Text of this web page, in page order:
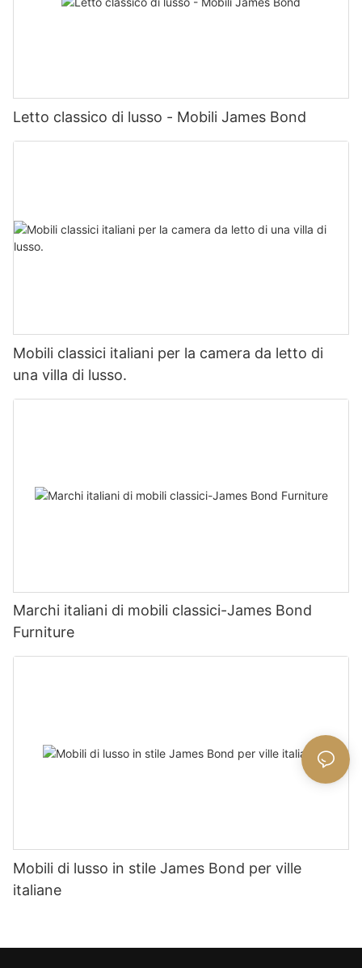
Letto classico di lusso - Mobili James Bond
Mobili classici italiani per la camera da letto di
una villa di lusso.
Marchi italiani di mobili classici-James Bond
Furniture
Mobili di lusso in stile James Bond per ville
italiane